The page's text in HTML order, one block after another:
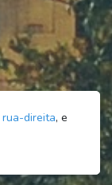
rua-direita, e